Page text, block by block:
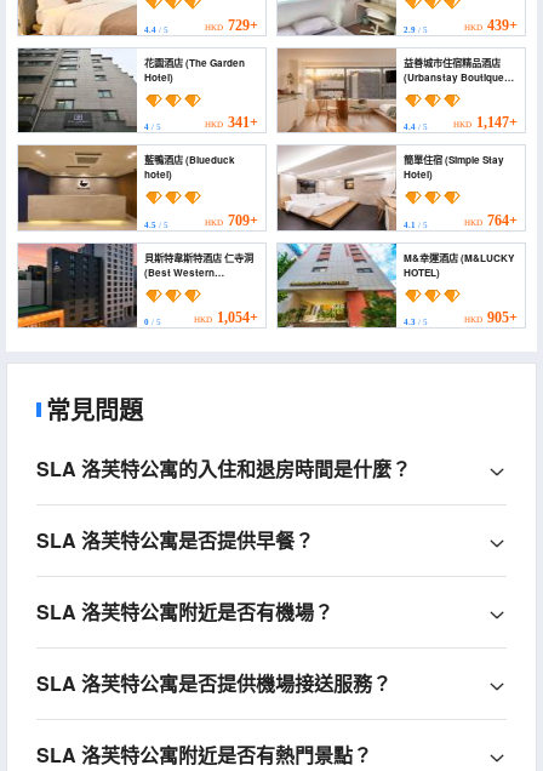
4.4 / 5 HKD 729+ 2.9/ 5 HKD 439+
花園酒店 (The Garden
Hotel)
4 / 5 HKD 341+
益善城市住宿精品酒店
(Urbanstay Boutique
Ikseon)
4.4/ 5 HKD 1,147+
藍鴨酒店 (Blueduck
hotel)
4.5 / 5 HKD 709+
簡單住宿 (Simple Stay
Hotel)
4.1/ 5 HKD 764+
貝斯特韋斯特酒店 仁寺洞
(Best Western
Insadong Hotel)
0 / 5 HKD 1,054+
M&幸運酒店 (M&LUCKY
HOTEL)
4.3/ 5 HKD 905+
常見問題
SLA 洛芙特公寓的入住和退房時間是什麼？
SLA 洛芙特公寓是否提供早餐？
SLA 洛芙特公寓附近是否有機場？
SLA 洛芙特公寓是否提供機場接送服務？
SLA 洛芙特公寓附近是否有熱門景點？